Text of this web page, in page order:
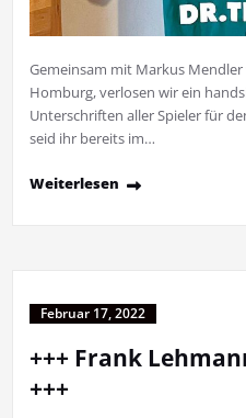
Gemeinsam mit Markus Mendler
Homburg, verlosen wir ein
Unterschriften aller Spieler für
seid ihr bereits im…
Weiterlesen
Februar 17, 2022
+++ Frank
+++